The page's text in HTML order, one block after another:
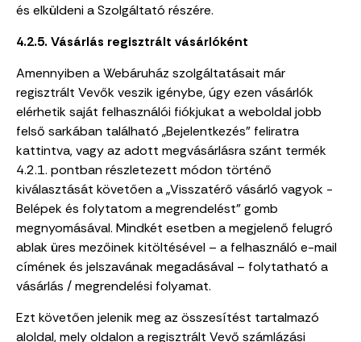
és elküldeni a Szolgáltató részére.
4.2.5. Vásárlás regisztrált vásárlóként
Amennyiben a Webáruház szolgáltatásait már
regisztrált Vevők veszik igénybe, úgy ezen vásárlók
elérhetik saját felhasználói fiókjukat a weboldal jobb
felső sarkában található „Bejelentkezés” feliratra
kattintva, vagy az adott megvásárlásra szánt termék
4.2.1. pontban részletezett módon történő
kiválasztását követően a „Visszatérő vásárló vagyok -
Belépek és folytatom a megrendelést” gomb
megnyomásával. Mindkét esetben a megjelenő felugró
ablak üres mezőinek kitöltésével – a felhasználó e-mail
címének és jelszavának megadásával – folytatható a
vásárlás / megrendelési folyamat.
Ezt követően jelenik meg az összesítést tartalmazó
aloldal, mely oldalon a regisztrált Vevő számlázási